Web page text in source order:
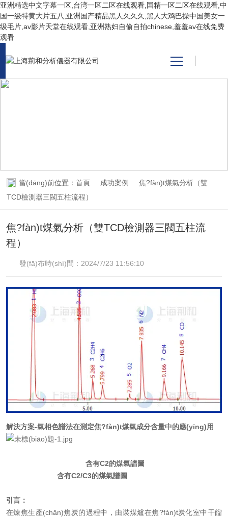
亚洲精选中文字幕一区,台湾一区二区在线观看,国精一区二区在线观看,中
国一级特黄大片五八,亚洲国产精品黑人久久久,黑人大鸡巴操中国美女一
级毛片,av影片天堂在线观看,亚洲熟妇自偷自拍chinese,羞羞av在线免费
观看
產(chǎn)品中心
在線留言
當(dāng)前位置：首頁 成功案例
焦?fàn)t煤氣分析（雙
TCD檢測器三閥五柱流程）
焦?fàn)t煤氣分析（雙TCD檢測器三閥五柱流
程）
發(fā)布時(shí)間：2024/7/23 11:56:10
解決方案-氣相色譜法在測定焦?fàn)t煤氣成分含量中的應(yīng)用
含有C2的煤氣譜圖
含有C2/C3的煤氣譜圖
引言：
在煉焦生產(chǎn)焦炭的過程中，由裝煤爐在焦?fàn)t炭化室中干餾